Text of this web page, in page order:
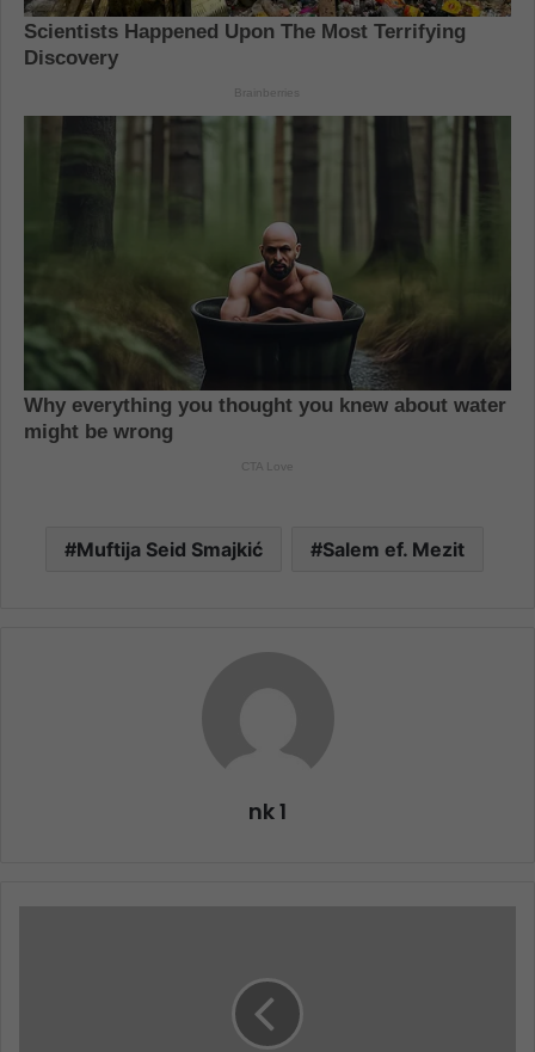
Muftija Seid Smajkić Salem ef. Mezit
nk 1